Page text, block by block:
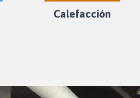
Calefacción